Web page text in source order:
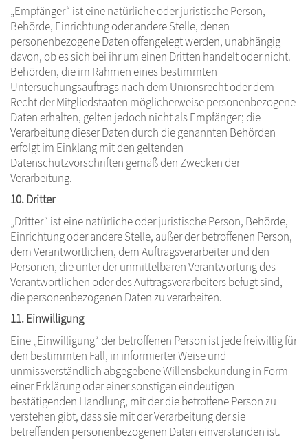
„Empfänger“ ist eine natürliche oder juristische Person,
Behörde, Einrichtung oder andere Stelle, denen
personenbezogene Daten offengelegt werden, unabhängig
davon, ob es sich bei ihr um einen Dritten handelt oder nicht.
Behörden, die im Rahmen eines bestimmten
Untersuchungsauftrags nach dem Unionsrecht oder dem
Recht der Mitgliedstaaten möglicherweise personenbezogene
Daten erhalten, gelten jedoch nicht als Empfänger; die
Verarbeitung dieser Daten durch die genannten Behörden
erfolgt im Einklang mit den geltenden
Datenschutzvorschriften gemäß den Zwecken der
Verarbeitung.
10. Dritter
„Dritter“ ist eine natürliche oder juristische Person, Behörde,
Einrichtung oder andere Stelle, außer der betroffenen Person,
dem Verantwortlichen, dem Auftragsverarbeiter und den
Personen, die unter der unmittelbaren Verantwortung des
Verantwortlichen oder des Auftragsverarbeiters befugt sind,
die personenbezogenen Daten zu verarbeiten.
11. Einwilligung
Eine „Einwilligung“ der betroffenen Person ist jede freiwillig für
den bestimmten Fall, in informierter Weise und
unmissverständlich abgegebene Willensbekundung in Form
einer Erklärung oder einer sonstigen eindeutigen
bestätigenden Handlung, mit der die betroffene Person zu
verstehen gibt, dass sie mit der Verarbeitung der sie
betreffenden personenbezogenen Daten einverstanden ist.